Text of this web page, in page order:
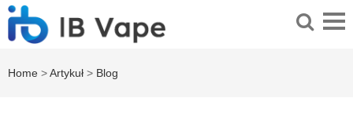
Home >Artykuł > Blog